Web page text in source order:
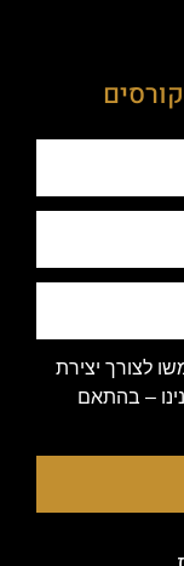
לצורך יצירת
– בהתאם